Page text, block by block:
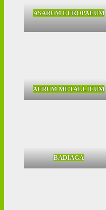
ASARUM EUROPAEUM
AURUM METALLICUM
BADIAGA